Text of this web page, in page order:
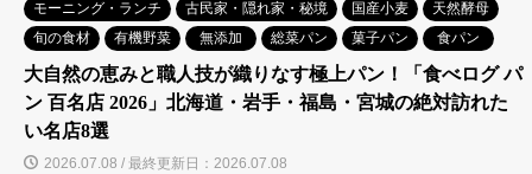
モーニング・ランチ
古民家・隠れ家・秘境 国産小麦
天然酵母
旬の食材
有機野菜 無添加 総菜パン 菓子パン 食パン
大自然の恵みと職人技が織りなす極上パン！「食べログ パ
ン 百名店 2026」北海道・岩手・福島・宮城の絶対訪れた
い名店8選
2026.07.08 / 最終更新日：2026.07.08